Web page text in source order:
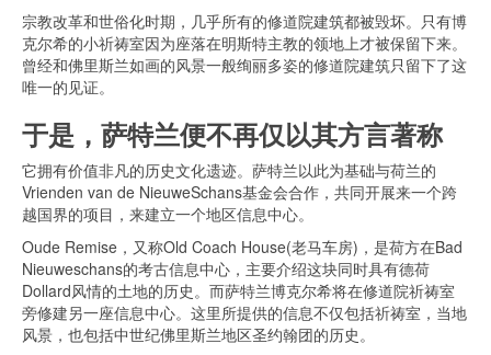
宗教改革和世俗化时期，几乎所有的修道院建筑都被毁坏。只有博
克尔希的小祈祷室因为座落在明斯特主教的领地上才被保留下来。
曾经和佛里斯兰如画的风景一般绚丽多姿的修道院建筑只留下了这
唯一的见证。
于是，萨特兰便不再仅以其方言著称
它拥有价值非凡的历史文化遗迹。萨特兰以此为基础与荷兰的
Vrienden van de NieuweSchans基金会合作，共同开展来一个跨
越国界的项目，来建立一个地区信息中心。
Oude Remise，又称Old Coach House(老马车房)，是荷方在Bad
Nieuweschans的考古信息中心，主要介绍这块同时具有德荷
Dollard风情的土地的历史。而萨特兰博克尔希将在修道院祈祷室
旁修建另一座信息中心。这里所提供的信息不仅包括祈祷室，当地
风景，也包括中世纪佛里斯兰地区圣约翰团的历史。